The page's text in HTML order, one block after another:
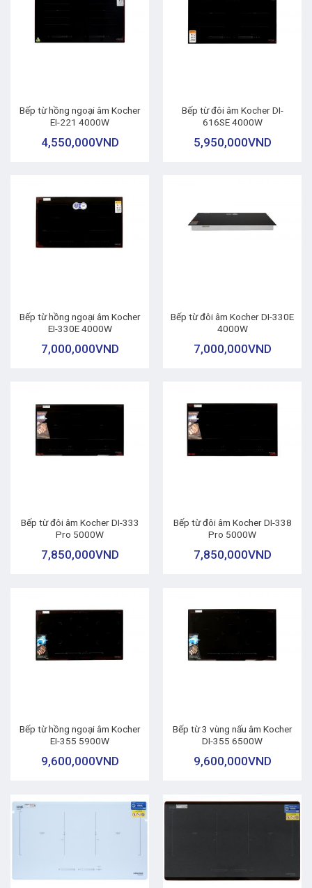
Bếp từ hồng ngoại âm Kocher
EI-221 4000W
4,550,000VND
Bếp từ đôi âm Kocher DI-
616SE 4000W
5,950,000VND
Bếp từ hồng ngoại âm Kocher
EI-330E 4000W
7,000,000VND
Bếp từ đôi âm Kocher DI-330E
4000W
7,000,000VND
Bếp từ đôi âm Kocher DI-333
Pro 5000W
7,850,000VND
Bếp từ đôi âm Kocher DI-338
Pro 5000W
7,850,000VND
Bếp từ hồng ngoại âm Kocher
EI-355 5900W
9,600,000VND
Bếp từ 3 vùng nấu âm Kocher
DI-355 6500W
9,600,000VND